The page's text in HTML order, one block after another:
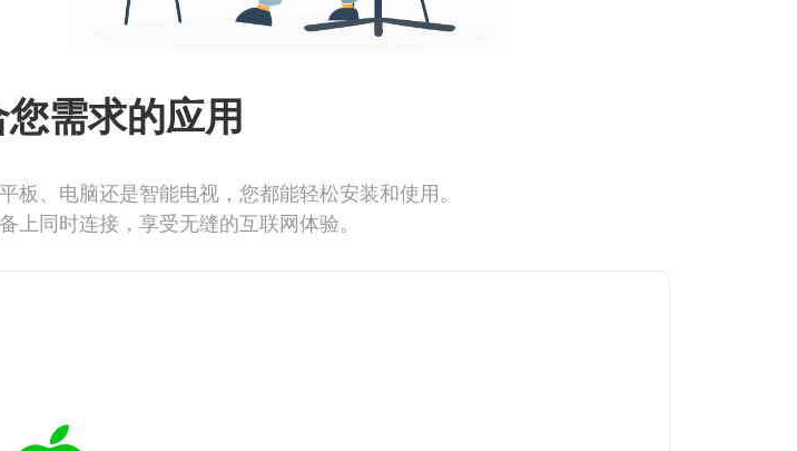
需求的应用
、电脑还是智能电视，您都能轻松安装和使用。
上同时连接，享受无缝的互联网体验。